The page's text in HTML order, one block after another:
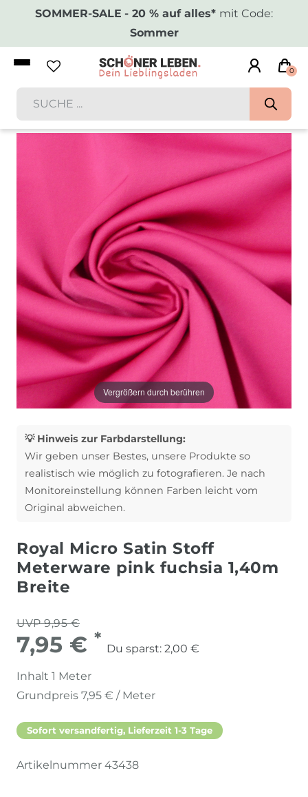
SOMMER-SALE - 20 % auf alles* mit Code:
Sommer
0
Vergrößern durch berühren
💡 Hinweis zur Farbdarstellung:
Wir geben unser Bestes, unsere Produkte so
realistisch wie möglich zu fotografieren. Je nach
Monitoreinstellung können Farben leicht vom
Original abweichen.
Royal Micro Satin Stoff
Meterware pink fuchsia 1,40m
Breite
UVP 9,95 €
7,95 € *
Du sparst: 2,00 €
Inhalt 1 Meter
Grundpreis 7,95 € / Meter
Sofort versandfertig, Lieferzeit 1-3 Tage
Artikelnummer 43438